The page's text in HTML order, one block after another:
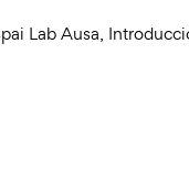
Lab Ausa,